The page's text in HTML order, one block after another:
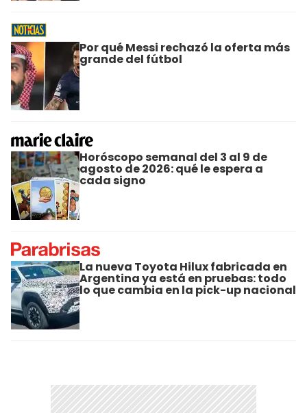
Por qué Messi rechazó la oferta más
grande del fútbol
Horóscopo semanal del 3 al 9 de
agosto de 2026: qué le espera a
cada signo
La nueva Toyota Hilux fabricada en
Argentina ya está en pruebas: todo
lo que cambia en la pick-up nacional